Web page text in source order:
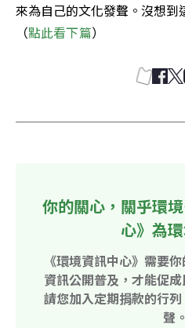
來為自己的文化發聲。沒想到
（點此看下篇）
你的關心，關乎環
心》為
《環境資訊中心》需要
資訊公開普及，才能促
請您加入定期捐款的行
聲。